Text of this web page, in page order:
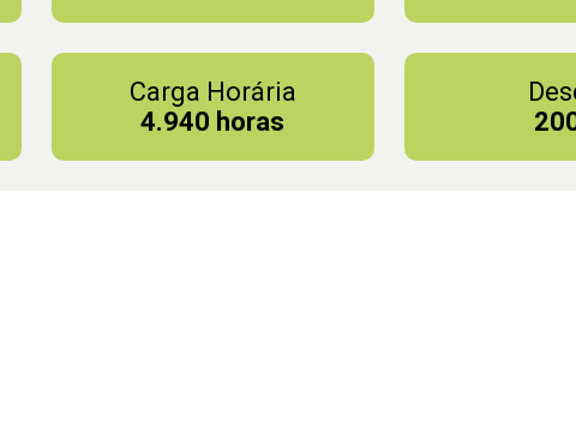
Carga Horária
4.940 horas